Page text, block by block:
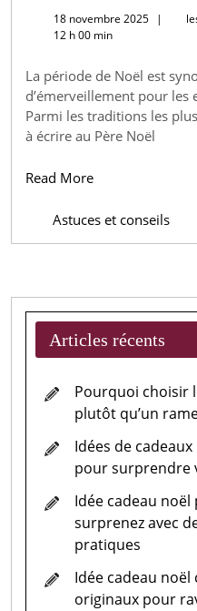
18 novembre 202518|
12 h 00 min
La période de Noël est
d’émerveillement pour
Parmi les traditions les
à écrire au Père Noël
Read MoreRead
Astuces et conseils
Articles récents
Pourquoi choisir
plutôt qu’un
Idées de
pour surprendre
Idée cadeau
surprenez avec
pratiques
Idée cadeau
originaux pour